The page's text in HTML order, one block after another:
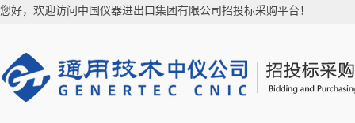
您好，欢迎访问中国仪器进出口集团有限公司招投标采购平台！